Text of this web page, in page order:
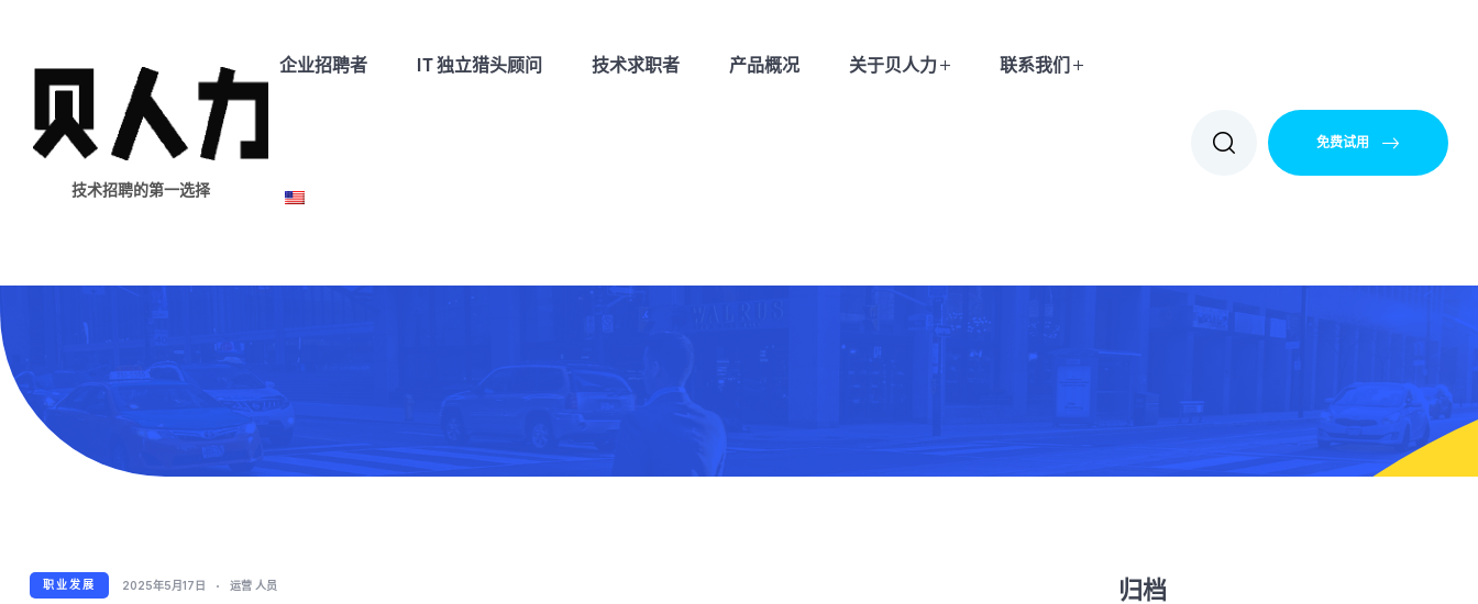
技术招聘的第一选择
企业招聘者 IT 独立猎头顾问 技术求职者 产品概况 关于贝人力 联系我们
免费试用
职业发展 2025年5月17日 运营 人员 归档